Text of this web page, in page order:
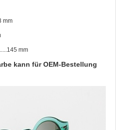
mm
mm
kann für OEM-Bestellung